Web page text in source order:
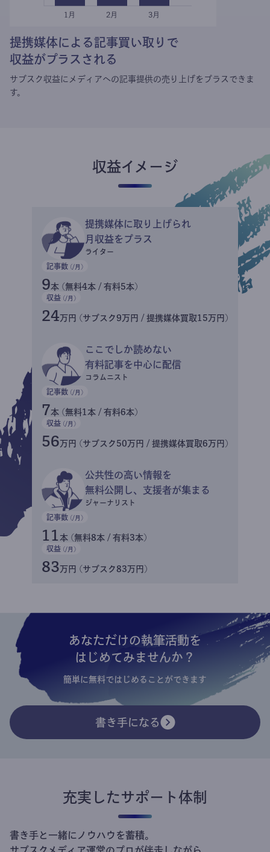
提携媒体による記事買い取りで
収益がプラスされる
サブスク収益にメディアへの記事提供の売り上げをプラスできま
す。
収益イメージ
提携媒体に取り上げられ
月収益をプラス
ライター
記事数 (/月)
9本 (無料4本 / 有料5本)
収益 (/月)
24万円 (サブスク9万円 / 提携媒体買取15万円)
ここでしか読めない
有料記事を中心に配信
コラムニスト
記事数 (/月)
7本 (無料1本 / 有料6本)
収益 (/月)
56万円 (サブスク50万円 / 提携媒体買取6万円)
公共性の高い情報を
無料公開し、支援者が集まる
ジャーナリスト
記事数 (/月)
11 本 (無料8本 / 有料3本)
収益 (/月)
83万円 (サブスク83万円)
あなただけの執筆活動を
はじめてみませんか？
簡単に無料ではじめることができます
書き手になる
充実したサポート体制
書き手と一緒にノウハウを蓄積。